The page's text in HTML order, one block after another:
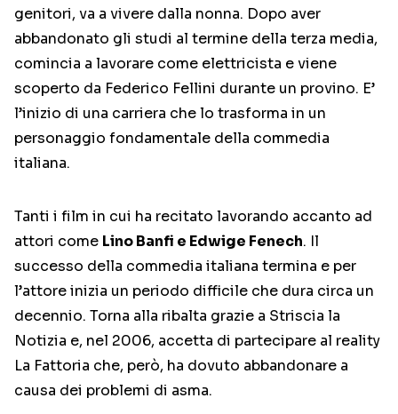
genitori, va a vivere dalla nonna. Dopo aver
abbandonato gli studi al termine della terza media,
comincia a lavorare come elettricista e viene
scoperto da Federico Fellini durante un provino. E’
l’inizio di una carriera che lo trasforma in un
personaggio fondamentale della commedia
italiana.
Tanti i film in cui ha recitato lavorando accanto ad
attori come Lino Banfi e Edwige Fenech. Il
successo della commedia italiana termina e per
l’attore inizia un periodo difficile che dura circa un
decennio. Torna alla ribalta grazie a Striscia la
Notizia e, nel 2006, accetta di partecipare al reality
La Fattoria che, però, ha dovuto abbandonare a
causa dei problemi di asma.